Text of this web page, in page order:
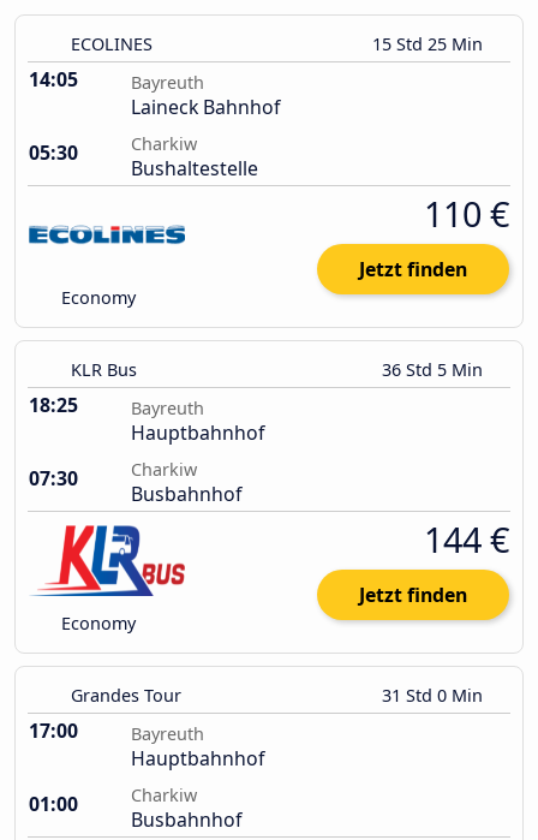
ECOLINES 15 Std 25 Min
14:05 Bayreuth
Laineck Bahnhof
05:30
Charkiw
Bushaltestelle
Economy
110 €
Jetzt finden
KLR Bus 36 Std 5 Min
18:25 Bayreuth
Hauptbahnhof
07:30
Charkiw
Busbahnhof
Economy
144 €
Jetzt finden
Grandes Tour 31 Std 0 Min
17:00 Bayreuth
Hauptbahnhof
01:00
Charkiw
Busbahnhof